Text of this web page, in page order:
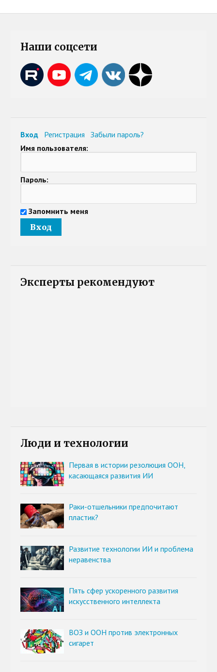
Наши соцсети
Вход Регистрация
Забыли пароль?
Имя пользователя:
Пароль:
Запомнить меня
Эксперты рекомендуют
Люди и технологии
Первая в истории резолюция ООН,
касающаяся развития ИИ
Раки-отшельники предпочитают
пластик?
Развитие технологии ИИ и проблема
неравенства
Пять сфер ускоренного развития
искусственного интеллекта
ВОЗ и ООН против электронных
сигарет